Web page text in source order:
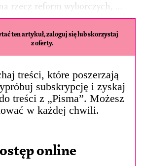
rzecz reform wyborczych, …
ten artykuł, zaloguj się lub skorzystaj
z oferty.
treści, które poszerzają
subskrypcję i zyskaj
treści z „Pisma”. Możesz
w każdej chwili.
online